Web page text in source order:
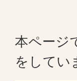
本ページ
をしてい